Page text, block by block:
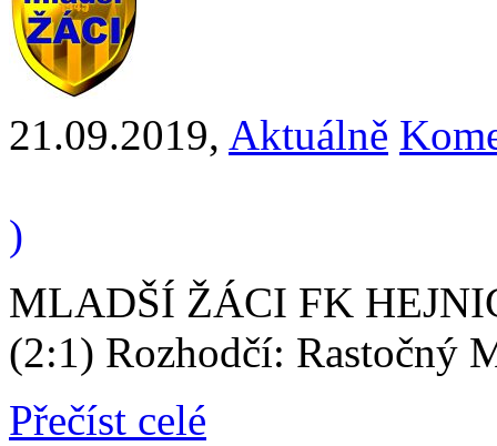
21.09.2019, Aktuálně
)
MLADŠÍ ŽÁCI FK
(2:1) Rozhodčí: Rastočný
Přečíst celé